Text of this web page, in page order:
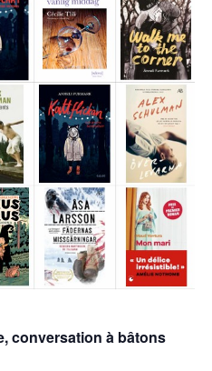
conversation à bâtons